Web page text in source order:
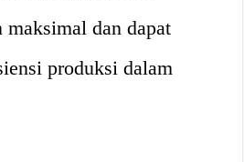
maksimal dan dapat
produksi dalam